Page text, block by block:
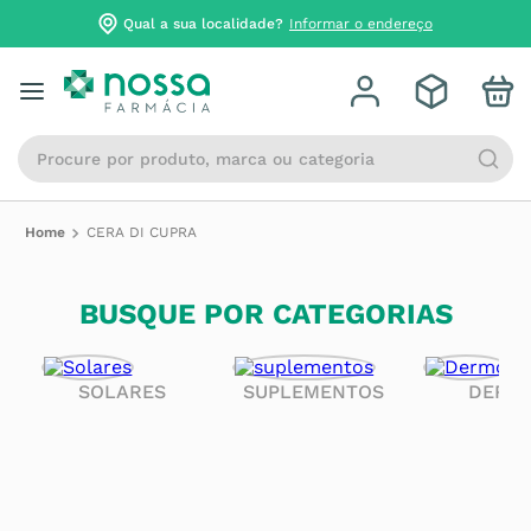
Qual a sua localidade? Informar o endereço
Procure por produto, marca ou categoria
CERA DI CUPRA
BUSQUE POR CATEGORIAS
SOLARES SUPLEMENTOS